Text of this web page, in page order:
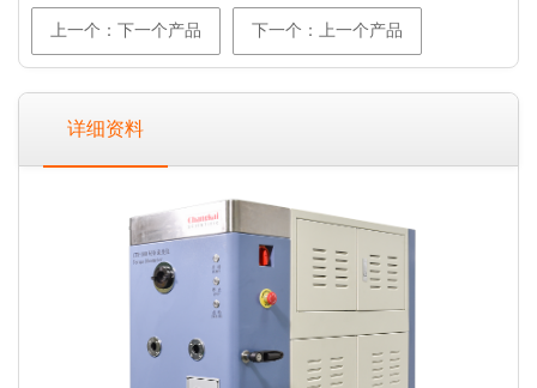
上一个：下一个产品 下一个：上一个产品
详细资料